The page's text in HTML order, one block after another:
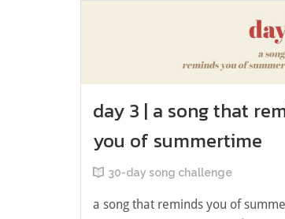
day 3 | a song that
you of summertime
30-day song challenge
a song that reminds you of